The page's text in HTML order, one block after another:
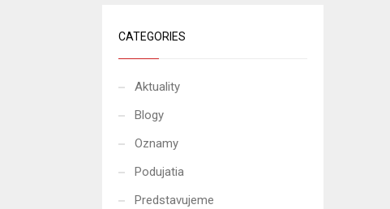
CATEGORIES
Aktuality
Blogy
Oznamy
Podujatia
Predstavujeme